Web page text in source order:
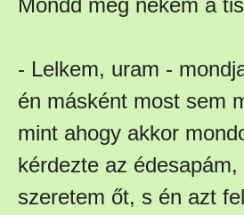
- Lelkem, uram -
én másként most sem
mint ahogy akkor
kérdezte az édesapám,
szeretem őt, s én azt